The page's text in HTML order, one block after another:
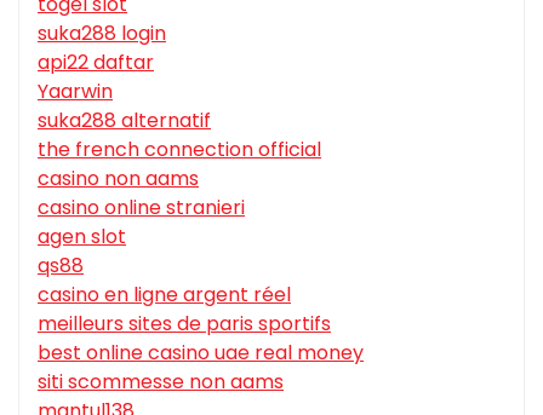
suka288 login
api22 daftar
Yaarwin
suka288 alternatif
the french connection official
casino non aams
casino online stranieri
agen slot
qs88
casino en ligne argent réel
meilleurs sites de paris sportifs
best online casino uae real money
siti scommesse non aams